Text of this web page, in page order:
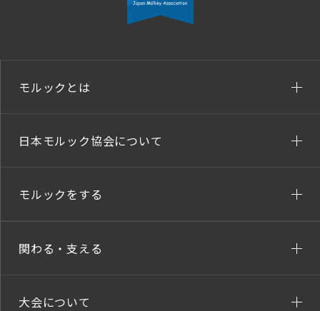
モルックとは
日本モルック協会について
モルックをする
関わる・支える
大会について